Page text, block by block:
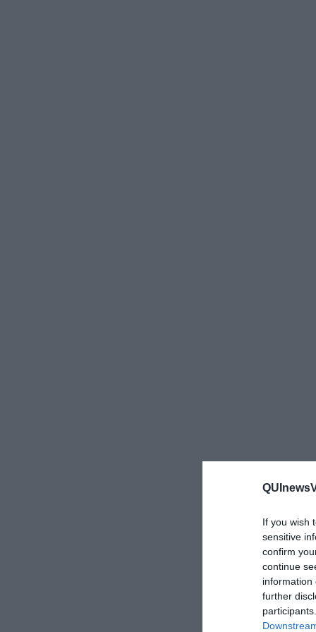
If you wish
sensitive
confirm
continue
information
further